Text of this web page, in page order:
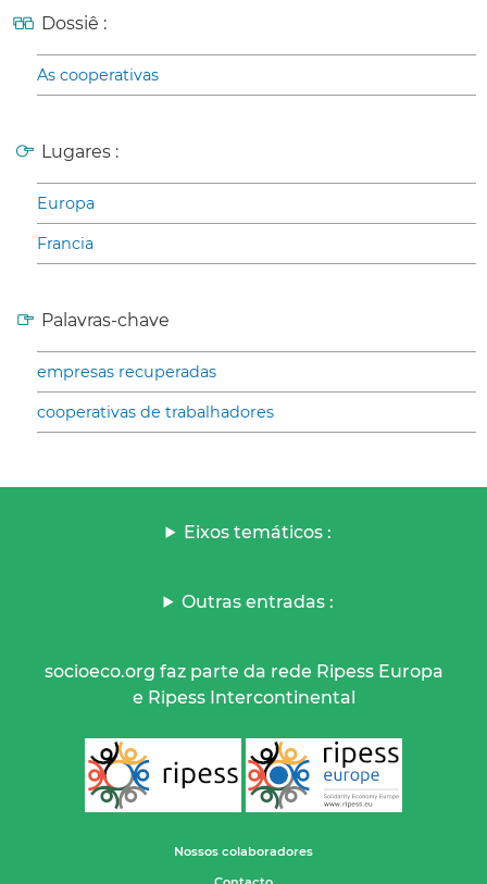
Dossiê :
As cooperativas
Lugares :
Europa
Francia
Palavras-chave
empresas recuperadas
cooperativas de trabalhadores
Eixos temáticos :
Outras entradas :
socioeco.org faz parte da rede Ripess Europa
e Ripess Intercontinental
Nossos colaboradores